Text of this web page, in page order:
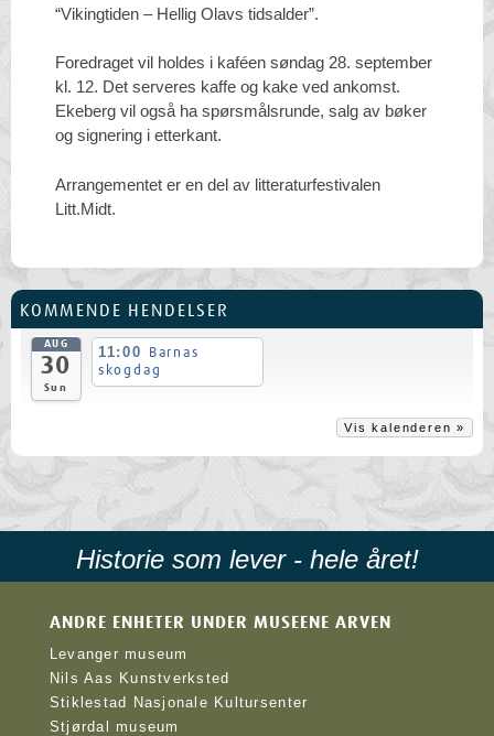
“Vikingtiden – Hellig Olavs tidsalder”.
Foredraget vil holdes i kaféen søndag 28. september
kl. 12. Det serveres kaffe og kake ved ankomst.
Ekeberg vil også ha spørsmålsrunde, salg av bøker
og signering i etterkant.
Arrangementet er en del av litteraturfestivalen
Litt.Midt.
KOMMENDE HENDELSER
AUG
30
Sun
11:00
Barnas
skogdag
Vis kalenderen »
Historie som lever - hele året!
ANDRE ENHETER UNDER MUSEENE ARVEN
Levanger museum
Nils Aas Kunstverksted
Stiklestad Nasjonale Kultursenter
Stjørdal museum